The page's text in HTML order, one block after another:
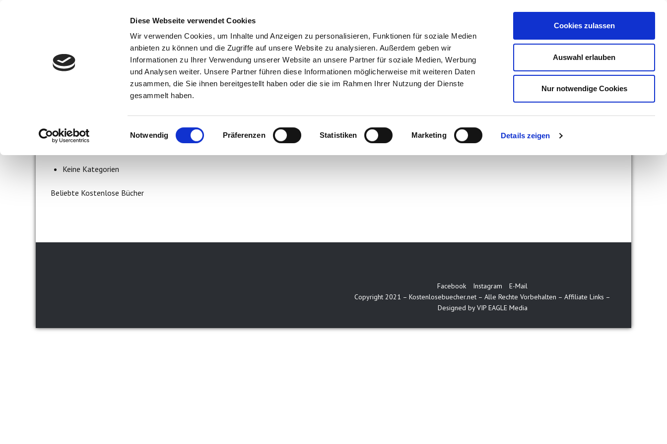
Diese Webseite verwendet Cookies
Wir verwenden Cookies, um Inhalte und Anzeigen zu personalisieren, Funktionen für soziale Medien
anbieten zu können und die Zugriffe auf unsere Website zu analysieren. Außerdem geben wir
Informationen zu Ihrer Verwendung unserer Website an unsere Partner für soziale Medien, Werbung
und Analysen weiter. Unsere Partner führen diese Informationen möglicherweise mit weiteren Daten
zusammen, die Sie ihnen bereitgestellt haben oder die sie im Rahmen Ihrer Nutzung der Dienste
gesammelt haben.
Einwilligungsauswahl
Notwendig Präferenzen Statistiken Marketing Details zeigen
Cookies zulassen
Auswahl erlauben
Nur notwendige Cookies
Keine Kategorien
Keine Kategorien
Keine Kategorien
Beliebte Kostenlose Bücher
Search
for:
Search
Facebook Instagram
E-Mail
Copyright 2021 – Kostenlosebuecher.net – Alle Rechte Vorbehalten – Affiliate Links –
Designed by VIP EAGLE Media